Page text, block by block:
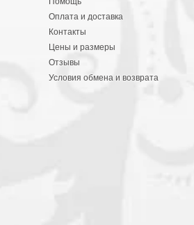
Оплата и доставка
Контакты
Цены и размеры
Отзывы
Условия обмена и возврата